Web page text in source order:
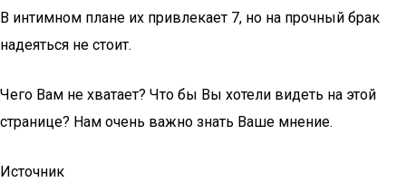
В интимном плане их привлекает 7, но на прочный брак
надеяться не стоит.
Чего Вам не хватает? Что бы Вы хотели видеть на этой
странице? Нам очень важно знать Ваше мнение.
Источник